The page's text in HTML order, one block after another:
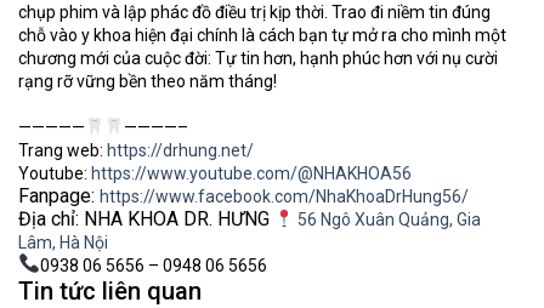
chụp phim và lập phác đồ điều trị kịp thời. Trao đi niềm tin đúng
chỗ vào y khoa hiện đại chính là cách bạn tự mở ra cho mình một
chương mới của cuộc đời: Tự tin hơn, hạnh phúc hơn với nụ cười
rạng rỡ vững bền theo năm tháng!
—————
————–
Trang web: https://drhung.net/
Youtube: https://www.youtube.com/@NHAKHOA56
Fanpage: https://www.facebook.com/NhaKhoaDrHung56/
Địa chỉ: NHA KHOA DR. HƯNG
56 Ngô Xuân Quảng, Gia
Lâm, Hà Nội
0938 06 5656 – 0948 06 5656
Tin tức liên quan